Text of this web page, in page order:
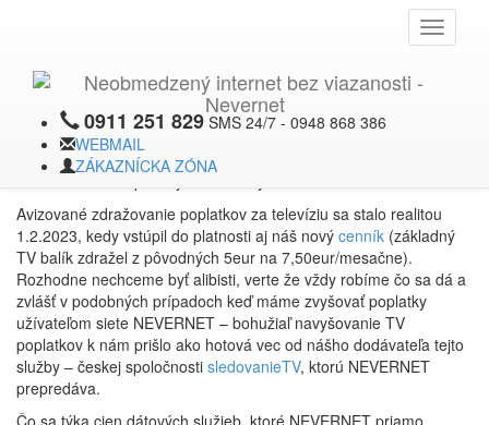
Toggle
0911 251 829 SMS 24/7 - 0948 868 386
WEBMAIL
ZÁKAZNÍCKA ZÓNA
Zmena v poplatkoch za TV
služby !
V Novom Roku by som chcel v prvom rade všetkým popriať veľa
Avizované zdražovanie poplatkov za televíziu sa stalo realitou
1.2.2023, kedy vstúpil do platnosti aj náš nový cenník (základný
TV balík zdražel z pôvodných 5eur na 7,50eur/mesačne).
Rozhodne nechceme byť alibisti, verte že vždy robíme čo sa dá a
zvlášť v podobných prípadoch keď máme zvyšovať poplatky
užívateľom siete NEVERNET – bohužiaľ navyšovanie TV
poplatkov k nám prišlo ako hotová vec od nášho dodávateľa tejto
služby – českej spoločnosti sledovanieTV, ktorú NEVERNET
prepredáva.
Čo sa týka cien dátových služieb, ktoré NEVERNET priamo